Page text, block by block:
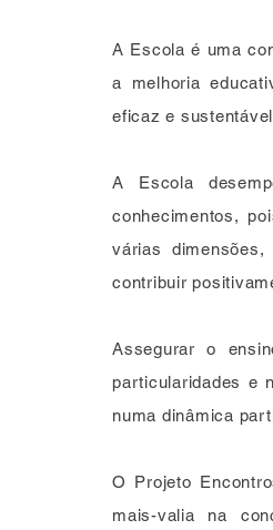
A Escola é uma
a melhoria
eficaz e
A Escola
conhecimentos,
várias
contribuir
Assegurar o
particularidades e
numa dinâmica
O Projeto
mais-valia na